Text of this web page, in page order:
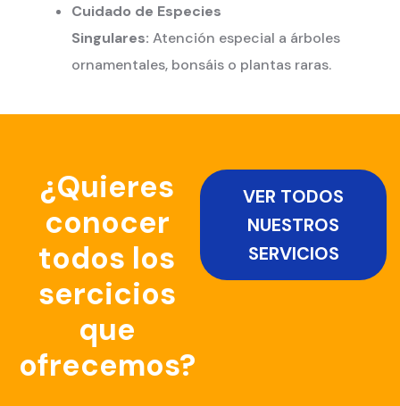
Cuidado de Especies
Singulares: Atención especial a árboles
ornamentales, bonsáis o plantas raras.
¿Quieres
conocer
todos los
sercicios
que
ofrecemos?
VER TODOS
NUESTROS
SERVICIOS